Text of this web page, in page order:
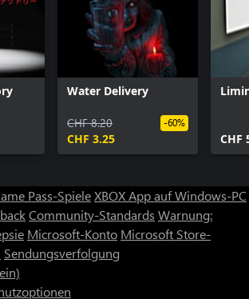
Water Delivery
CHF 8.20
CHF 3.25
-60%
CHF
Pass-SpieleXBOX App auf Windows-PC
Community-Standards Warnung:
Microsoft-Konto Microsoft Store-
Sendungsverfolgung